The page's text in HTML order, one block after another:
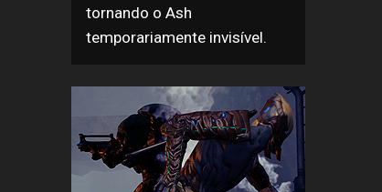
tornando o Ash
temporariamente invisível.